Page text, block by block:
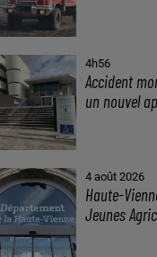
4h56
Accident
un nouvel
4 août 2026
Haute-
Jeunes